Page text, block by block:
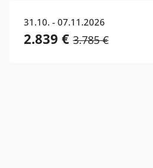
31.10. - 07.11.2026
2.839 € 3.785 €